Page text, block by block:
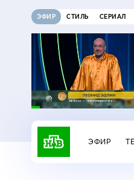
ЭФИР СТИЛЬ СЕРИАЛ
08:00
Чудо техники12+
ЭФИР